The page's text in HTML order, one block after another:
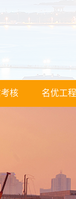
核 名优工程